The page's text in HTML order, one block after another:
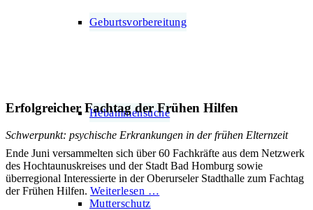
Geburtsvorbereitung
Hebammensuche
Mutterschutz
Erfolgreicher Fachtag der Frühen Hilfen
Schwerpunkt: psychische Erkrankungen in der frühen Elternzeit
Ende Juni versammelten sich über 60 Fachkräfte aus dem Netzwerk
des Hochtaunuskreises und der Stadt Bad Homburg sowie
überregional Interessierte in der Oberurseler Stadthalle zum Fachtag
der Frühen Hilfen. Weiterlesen …